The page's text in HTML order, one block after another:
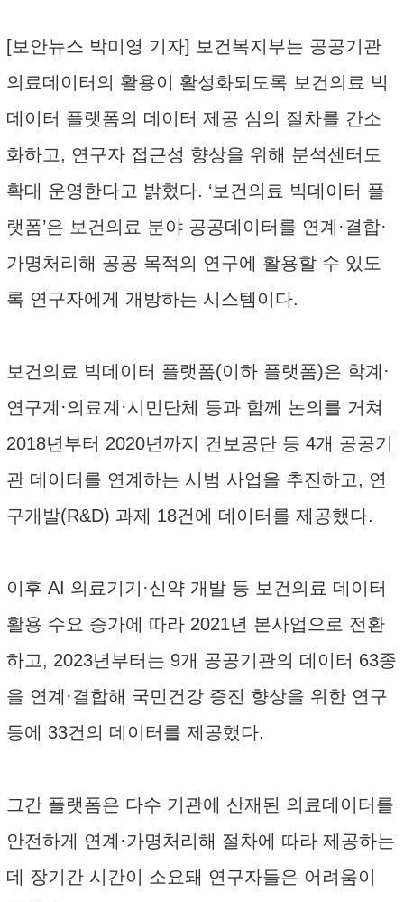
[보안뉴스 박미영 기자] 보건복지부는 공공기관
의료데이터의 활용이 활성화되도록 보건의료 빅
데이터 플랫폼의 데이터 제공 심의 절차를 간소
화하고, 연구자 접근성 향상을 위해 분석센터도
확대 운영한다고 밝혔다. ‘보건의료 빅데이터 플
랫폼’은 보건의료 분야 공공데이터를 연계·결합·
가명처리해 공공 목적의 연구에 활용할 수 있도
록 연구자에게 개방하는 시스템이다.
보건의료 빅데이터 플랫폼(이하 플랫폼)은 학계·
연구계·의료계·시민단체 등과 함께 논의를 거쳐
2018년부터 2020년까지 건보공단 등 4개 공공기
관 데이터를 연계하는 시범 사업을 추진하고, 연
구개발(R&D) 과제 18건에 데이터를 제공했다.
이후 AI 의료기기·신약 개발 등 보건의료 데이터
활용 수요 증가에 따라 2021년 본사업으로 전환
하고, 2023년부터는 9개 공공기관의 데이터 63종
을 연계·결합해 국민건강 증진 향상을 위한 연구
등에 33건의 데이터를 제공했다.
그간 플랫폼은 다수 기관에 산재된 의료데이터를
안전하게 연계·가명처리해 절차에 따라 제공하는
데 장기간 시간이 소요돼 연구자들은 어려움이